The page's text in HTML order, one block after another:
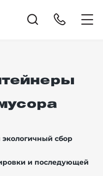
сбор
и последующей